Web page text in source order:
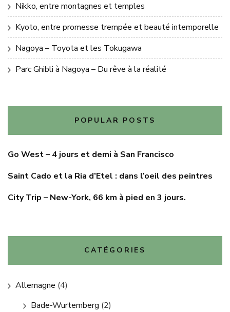
Nikko, entre montagnes et temples
Kyoto, entre promesse trempée et beauté intemporelle
Nagoya – Toyota et les Tokugawa
Parc Ghibli à Nagoya – Du rêve à la réalité
POPULAR POSTS
Go West – 4 jours et demi à San Francisco
Saint Cado et la Ria d’Etel : dans l’oeil des peintres
City Trip – New-York, 66 km à pied en 3 jours.
CATÉGORIES
Allemagne (4)
Bade-Wurtemberg (2)